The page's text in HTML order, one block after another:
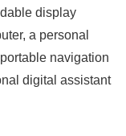
display
a personal
navigation
digital assistant